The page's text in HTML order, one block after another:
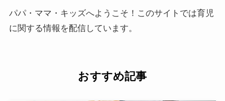
パパ・ママ・キッズへようこそ！このサイトでは育児
に関する情報を配信しています。
おすすめ記事